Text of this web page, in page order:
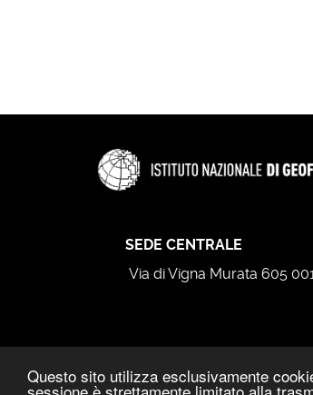
Questo sito utilizza esclusivamente
SEDE CENTRALE
Via di Vigna Murata 605